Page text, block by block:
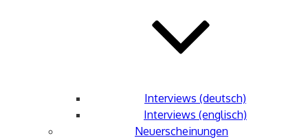
Interviews (deutsch)
Interviews (englisch)
Neuerscheinungen